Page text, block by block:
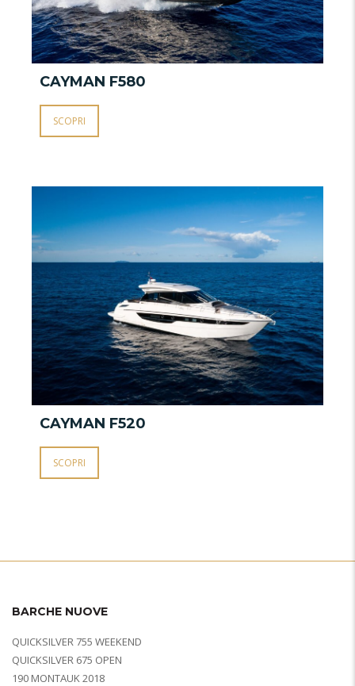
CAYMAN S640
SCOPRI
CAYMAN S600
SCOPRI
BARCHE NUOVE
QUICKSILVER 755 WEEKEND
QUICKSILVER 675 OPEN
190 MONTAUK 2018